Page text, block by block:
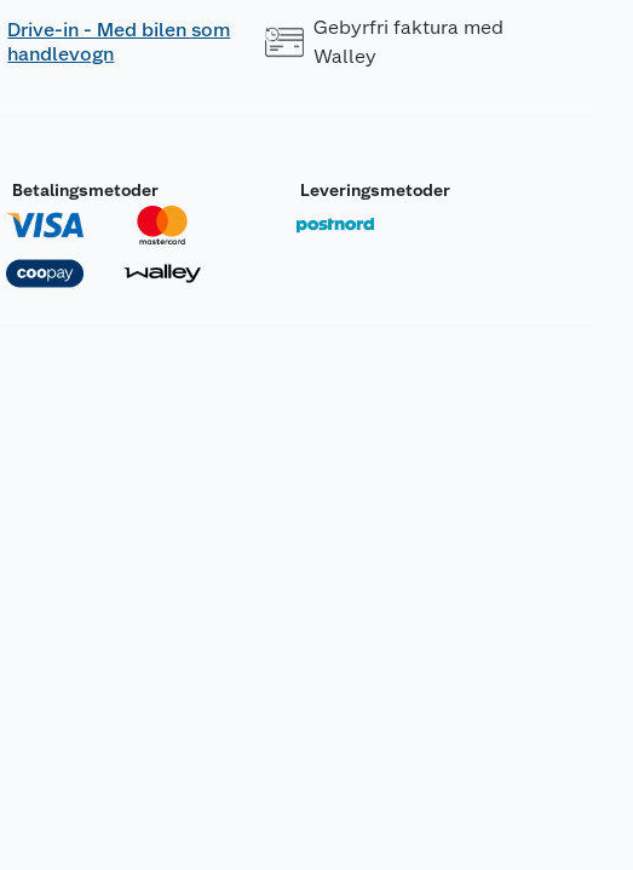
Drive-in - Med bilen som
handlevogn
Gebyrfri faktura med
Walley
Betalingsmetoder Leveringsmetoder